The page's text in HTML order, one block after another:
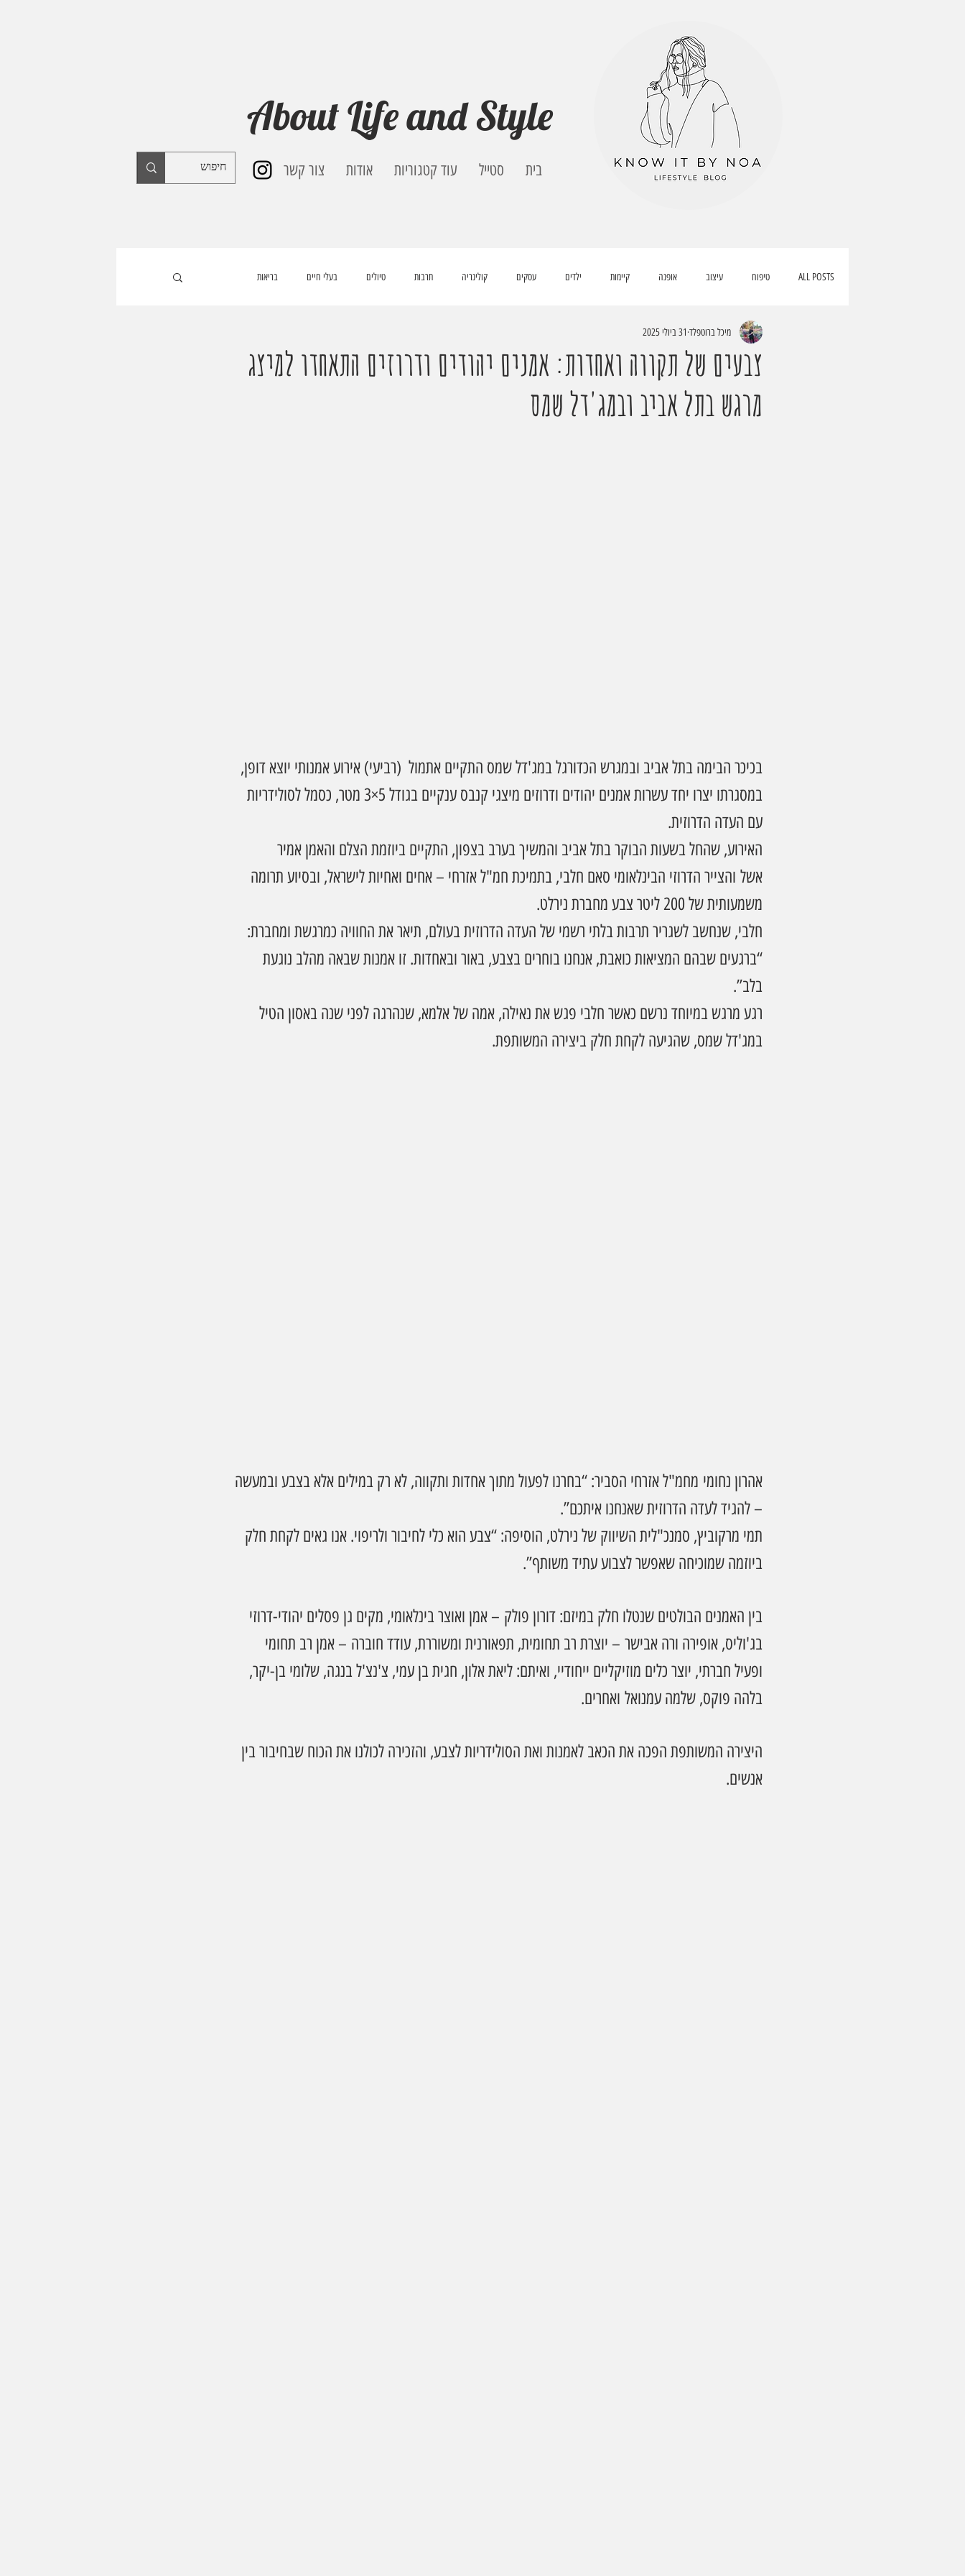
About Life and Style
בית סטייל עוד קטגוריות אודות צור קשר
ALL POSTS טיפוח עיצוב אופנה קיימות ילדים עסקים קולינריה תרבות טיולים בעלי חיים בריאות
צבעים של תקווה ואחדות: אמנים יהודים ודרוזים התאחדו למיצג
מרגש בתל אביב ובמג'דל שמס
מיכל ברוטפלד 31 ביולי 2025
בכיכר הבימה בתל אביב ובמגרש הכדורגל במג'דל שמס התקיים אתמול  (רביעי) אירוע אמנותי יוצא דופן,
במסגרתו יצרו יחד עשרות אמנים יהודים ודרוזים מיצגי קנבס ענקיים בגודל 5×3 מטר, כסמל לסולידריות
עם העדה הדרוזית.
האירוע, שהחל בשעות הבוקר בתל אביב והמשיך בערב בצפון, התקיים ביוזמת הצלם והאמן אמיר
אשל והצייר הדרוזי הבינלאומי סאם חלבי, בתמיכת חמ"ל אזרחי – אחים ואחיות לישראל, ובסיוע תרומה
משמעותית של 200 ליטר צבע מחברת נירלט.
חלבי, שנחשב לשגריר תרבות בלתי רשמי של העדה הדרוזית בעולם, תיאר את החוויה כמרגשת ומחברת:
“ברגעים שבהם המציאות כואבת, אנחנו בוחרים בצבע, באור ובאחדות. זו אמנות שבאה מהלב נוגעת
בלב”.
רגע מרגש במיוחד נרשם כאשר חלבי פגש את נאילה, אמה של אלמא, שנהרגה לפני שנה באסון הטיל
במג'דל שמס, שהגיעה לקחת חלק ביצירה המשותפת.
אהרון נחומי מחמ"ל אזרחי הסביר: “בחרנו לפעול מתוך אחדות ותקווה, לא רק במילים אלא בצבע ובמעשה
– להגיד לעדה הדרוזית שאנחנו איתכם”.
תמי מרקוביץ, סמנכ"לית השיווק של נירלט, הוסיפה: “צבע הוא כלי לחיבור ולריפוי. אנו גאים לקחת חלק
ביוזמה שמוכיחה שאפשר לצבוע עתיד משותף”.
בין האמנים הבולטים שנטלו חלק במיזם: דורון פולק – אמן ואוצר בינלאומי, מקים גן פסלים יהודי-דרוזי
בג'וליס, אופירה ורה אבישר – יוצרת רב תחומית, תפאורנית ומשוררת, עודד חוברה – אמן רב תחומי
ופעיל חברתי, יוצר כלים מוזיקליים ייחודיי, ואיתם: ליאת אלון, חגית בן עמי, צ'נצ'ל בנגה, שלומי בן-יקר,
בלהה פוקס, שלמה עמנואל ואחרים.
היצירה המשותפת הפכה את הכאב לאמנות ואת הסולידריות לצבע, והזכירה לכולנו את הכוח שבחיבור בין
אנשים.